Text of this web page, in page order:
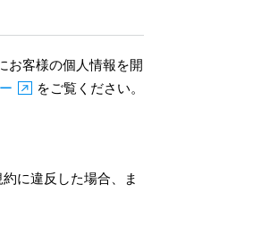
お客様の個人情報を開
をご覧ください。
に違反した場合、ま